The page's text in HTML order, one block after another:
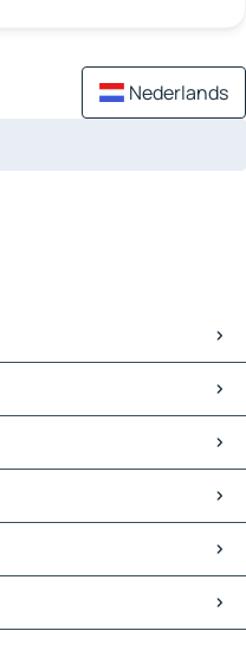
Nederlands